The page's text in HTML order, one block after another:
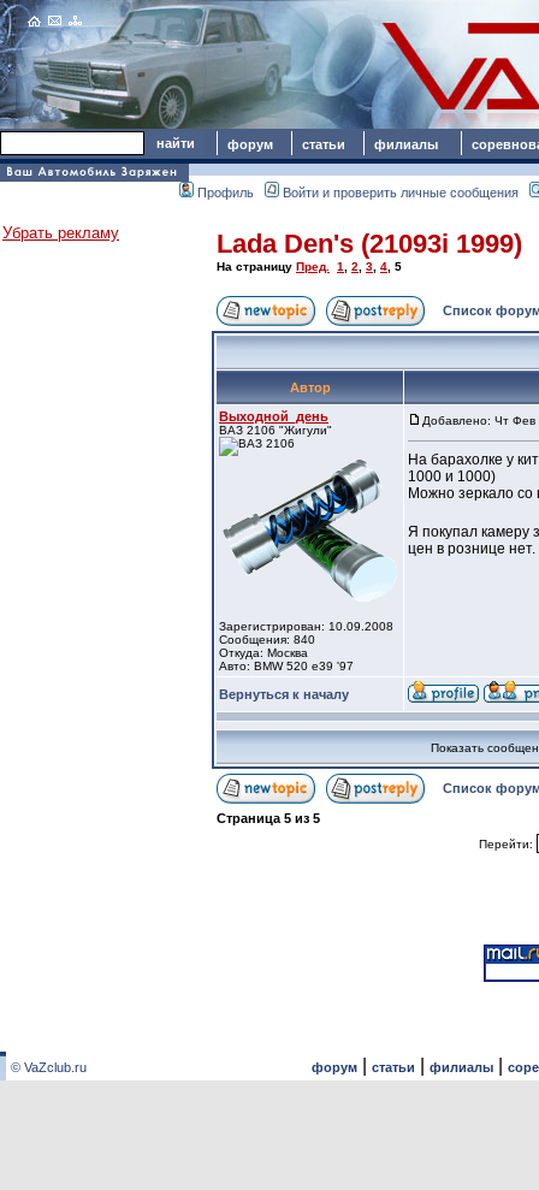
форум статьи филиалы
Профиль Войти и проверить личные сообщения
Убрать рекламу Lada Den's (21093i 1999)
На страницу Пред. 1 2 3 4 5
Список
Автор
Выходной_день
ВАЗ 2106 "Жигули"
Зарегистрирован: 10.09.2008
Сообщения: 840
Откуда: Москва
Авто: BMW 520 e39 '97
Добавлено: Чт Фев
На барахолке у
1000 и 1000)
Можно зеркало
Я покупал камеру
цен в рознице нет.
Вернуться к началу
Показать
Список
Страница 5 из 5
Перейти:
© VaZclub.ru форум| статьи филиалы|